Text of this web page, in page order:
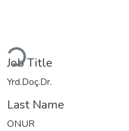
Loading...
Job Title
Yrd.Doç.Dr.
Last Name
ONUR